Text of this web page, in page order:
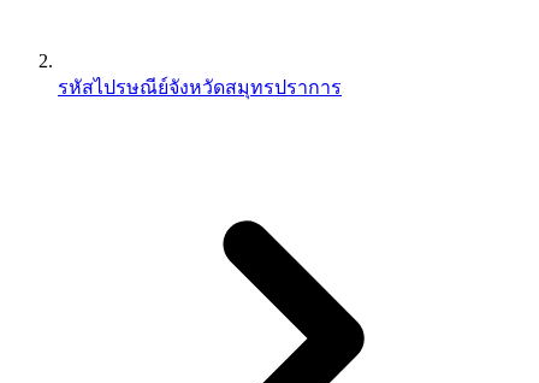
รหัสไปรษณีย์จังหวัดสมุทรปราการ